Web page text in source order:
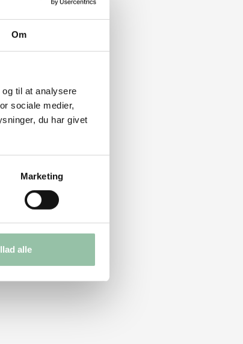
Om
til at analysere
sociale medier,
du har givet
Marketing
alle